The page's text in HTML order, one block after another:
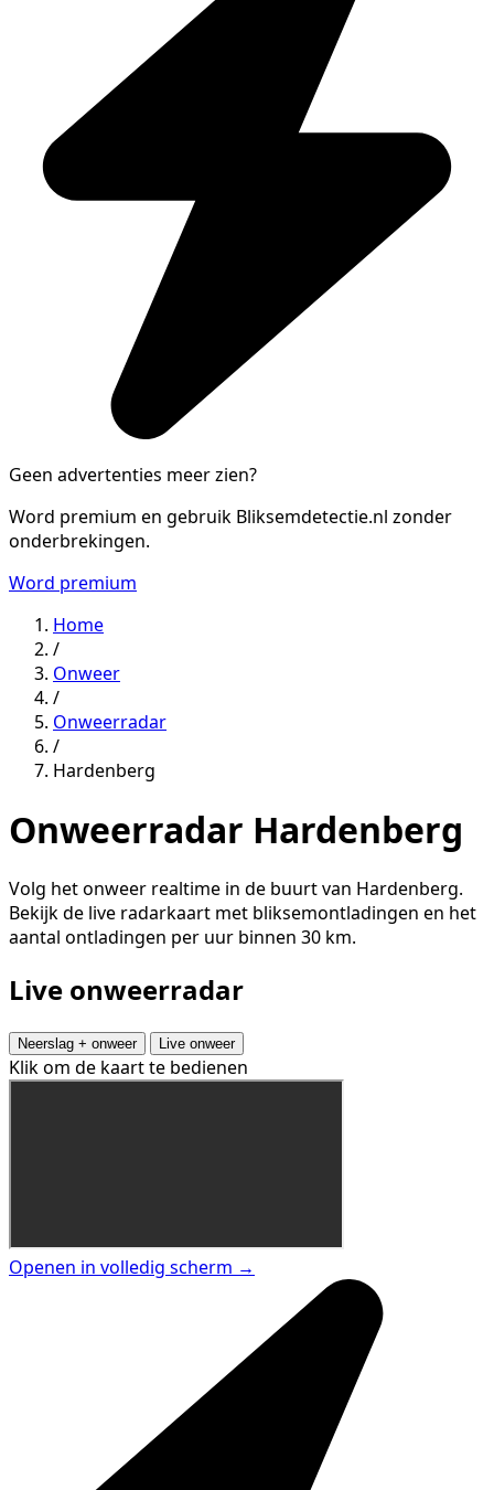
Geen advertenties meer zien?
Word premium en gebruik Bliksemdetectie.nl zonder
onderbrekingen.
Word premium
Home
/
Onweer
/
Onweerradar
/
Hardenberg
Onweerradar Hardenberg
Volg het onweer realtime in de buurt van Hardenberg.
Bekijk de live radarkaart met bliksemontladingen en het
aantal ontladingen per uur binnen 30 km.
Live onweerradar
Neerslag + onweer Live onweer
Klik om de kaart te bedienen
Openen in volledig scherm →